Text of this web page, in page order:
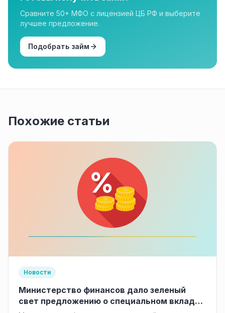
Сравните 50+ МФО с лицензией ЦБ РФ и выберите
лучшее предложение.
Подобрать займ
Похожие статьи
Новости
Министерство финансов дало зеленый
свет предложению о специальном вкладе